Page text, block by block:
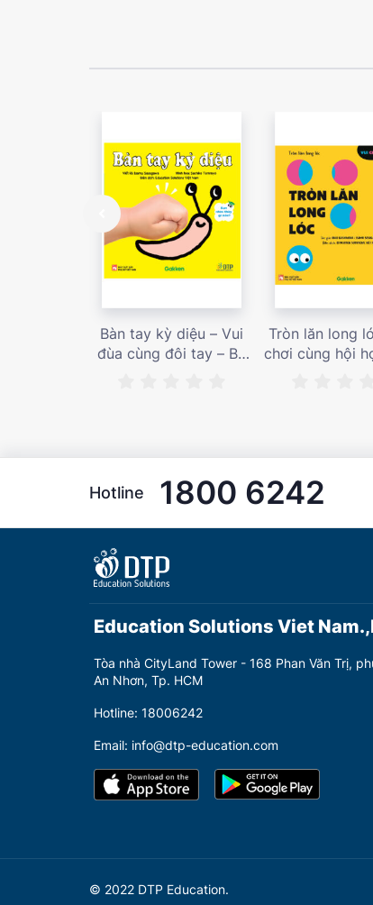
Bàn tay kỳ diệu – Vui
đùa cùng đôi tay – Bé
Tròn lăn long
chơi cùng hội
Hotline 1800 6242
Education Solutions Viet
Tòa nhà CityLand Tower - 168 Phan Văn Trị,
An Nhơn, Tp. HCM
Hotline: 18006242
Email: info@dtp-education.com
© 2022 DTP Education.